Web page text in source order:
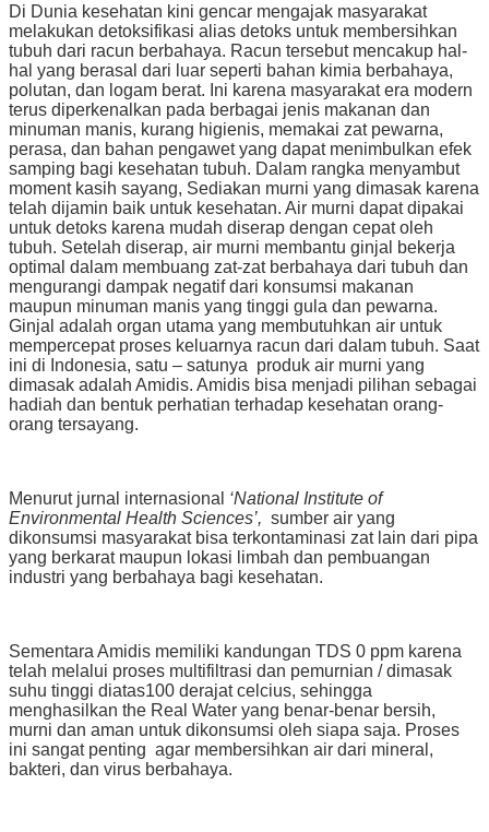
Di Dunia kesehatan kini gencar mengajak masyarakat
melakukan detoksifikasi alias detoks untuk membersihkan
tubuh dari racun berbahaya. Racun tersebut mencakup hal-
hal yang berasal dari luar seperti bahan kimia berbahaya,
polutan, dan logam berat. Ini karena masyarakat era modern
terus diperkenalkan pada berbagai jenis makanan dan
minuman manis, kurang higienis, memakai zat pewarna,
perasa, dan bahan pengawet yang dapat menimbulkan efek
samping bagi kesehatan tubuh. Dalam rangka menyambut
moment kasih sayang, Sediakan murni yang dimasak karena
telah dijamin baik untuk kesehatan. Air murni dapat dipakai
untuk detoks karena mudah diserap dengan cepat oleh
tubuh. Setelah diserap, air murni membantu ginjal bekerja
optimal dalam membuang zat-zat berbahaya dari tubuh dan
mengurangi dampak negatif dari konsumsi makanan
maupun minuman manis yang tinggi gula dan pewarna.
Ginjal adalah organ utama yang membutuhkan air untuk
mempercepat proses keluarnya racun dari dalam tubuh. Saat
ini di Indonesia, satu – satunya produk air murni yang
dimasak adalah Amidis. Amidis bisa menjadi pilihan sebagai
hadiah dan bentuk perhatian terhadap kesehatan orang-
orang tersayang.
Menurut jurnal internasional ‘National Institute of
Environmental Health Sciences’, sumber air yang
dikonsumsi masyarakat bisa terkontaminasi zat lain dari pipa
yang berkarat maupun lokasi limbah dan pembuangan
industri yang berbahaya bagi kesehatan.
Sementara Amidis memiliki kandungan TDS 0 ppm karena
telah melalui proses multifiltrasi dan pemurnian / dimasak
suhu tinggi diatas100 derajat celcius, sehingga
menghasilkan the Real Water yang benar-benar bersih,
murni dan aman untuk dikonsumsi oleh siapa saja. Proses
ini sangat penting agar membersihkan air dari mineral,
bakteri, dan virus berbahaya.